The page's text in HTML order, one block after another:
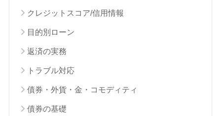
クレジットスコア/信用情報
目的別ローン
返済の実務
トラブル対応
債券・外貨・金・コモディティ
債券の基礎